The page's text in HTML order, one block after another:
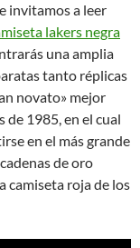
invitamos a leer
lakers negra
una amplia
tanto réplicas
novato» mejor
de 1985, en el cual
en el más grande
de oro
camiseta roja de los